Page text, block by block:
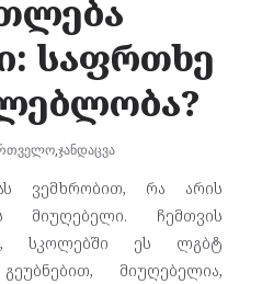
საფრთხე
,ჯანდაცვა
ვემხრობით, რა არის
მიუღებელი. ჩემთვის
სკოლებში ეს ლგბტ
მიუღებელია,